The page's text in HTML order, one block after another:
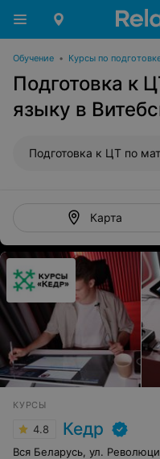
Обучение • Курсы по
Подготовка к
языку в
Подготовка к ЦТ по
Карта
КУРСЫ
4.8 Кедр
Вся Беларусь, ул.